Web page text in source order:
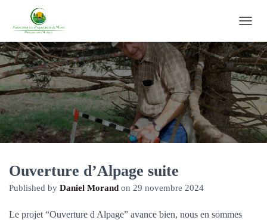
U
V
R
I
R
/
F
E
R
M
Ouverture d’Alpage suite
Published by Daniel Morand on 29 novembre 2024
Le projet “Ouverture d Alpage” avance bien, nous en sommes